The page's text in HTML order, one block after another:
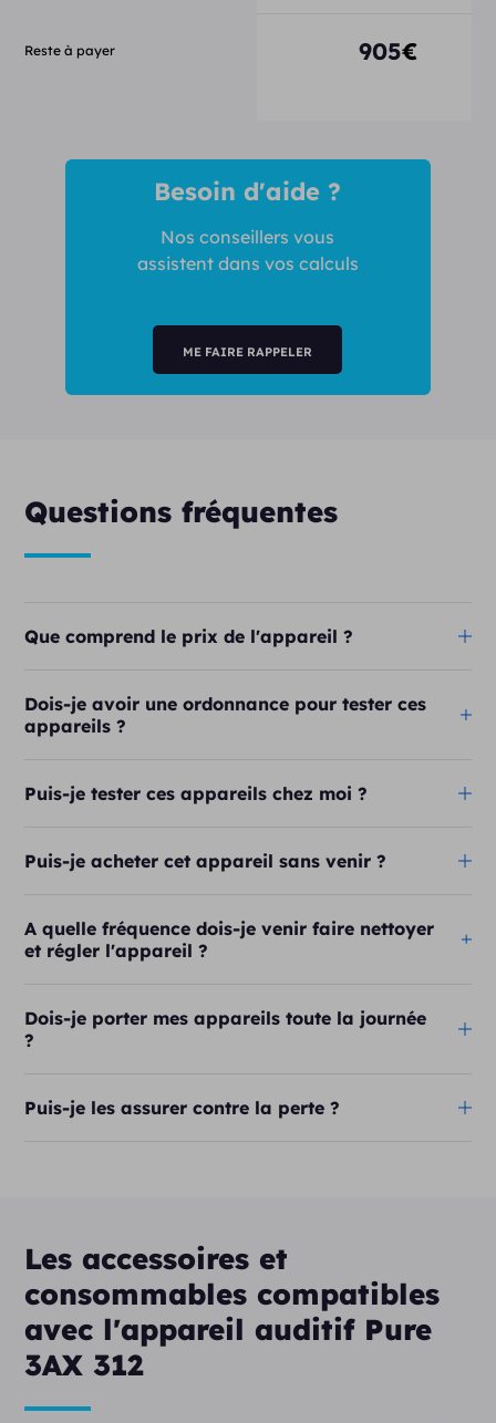
Reste à payer 905€
Besoin d'aide ?
Nos conseillers vous
assistent dans vos calculs
ME FAIRE RAPPELER
Questions fréquentes
Que comprend le prix de l'appareil ?
Dois-je avoir une ordonnance pour tester ces
appareils ?
Puis-je tester ces appareils chez moi ?
Puis-je acheter cet appareil sans venir ?
A quelle fréquence dois-je venir faire nettoyer
et régler l'appareil ?
Dois-je porter mes appareils toute la journée
?
Puis-je les assurer contre la perte ?
Les accessoires et
consommables compatibles
avec l'appareil auditif Pure
3AX 312